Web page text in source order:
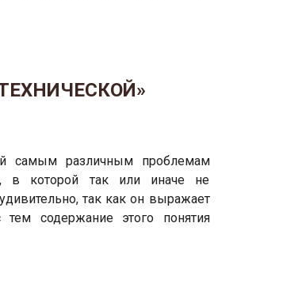
самым различным проблемам
в которой так или иначе не
так как он выражает
тем содержание этого понятия